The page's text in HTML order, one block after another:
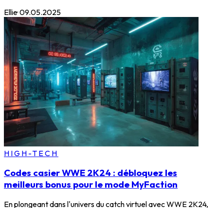
Ellie·09.05.2025
HIGH-TECH
Codes casier WWE 2K24 : débloquez les
meilleurs bonus pour le mode MyFaction
En plongeant dans l'univers du catch virtuel avec WWE 2K24,